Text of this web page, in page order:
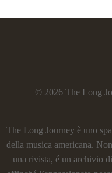
© 2026 The Long
The Long Journey è uno
della musica americana.
una rivista, é un archivio